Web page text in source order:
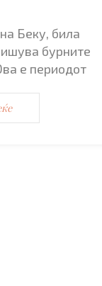
Беку, била
бурните
е периодот